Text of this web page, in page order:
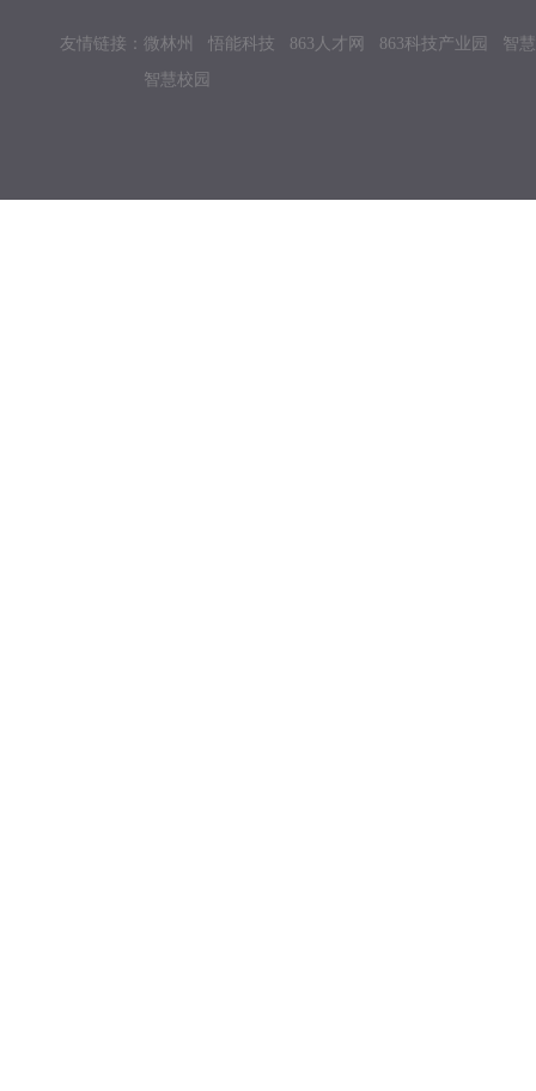
友情链接： 微林州 悟能科技 863人才网 863科技产业园
智
智慧校园